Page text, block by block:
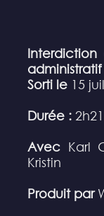
Interdiction
administratif
Sorti le 15
Durée : 2h21
Avec Karl
Kristin
Produit par